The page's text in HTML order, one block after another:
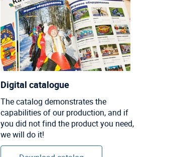
Digital catalogue
The catalog demonstrates the
capabilities of our production, and if
you did not find the product you need,
we will do it!